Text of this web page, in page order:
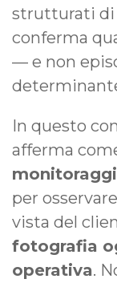
strutturati di
conferma
— e non
In questo
afferma
per
vista del
fotografia
operativa.